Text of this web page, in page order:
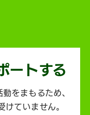
ートする
をまもるため、
けていません。